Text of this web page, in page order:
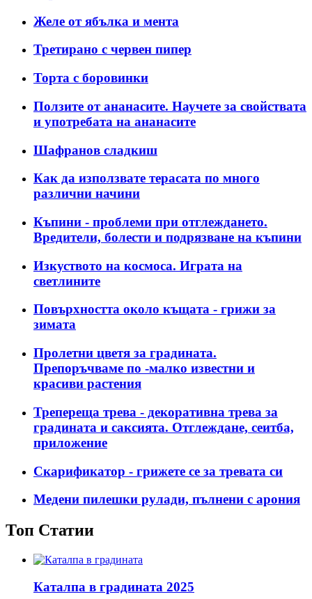
Желе от ябълка и мента
Третирано с червен пипер
Торта с боровинки
Ползите от ананасите. Научете за свойствата
и употребата на ананасите
Шафранов сладкиш
Как да използвате терасата по много
различни начини
Къпини - проблеми при отглеждането.
Вредители, болести и подрязване на къпини
Изкуството на космоса. Играта на
светлините
Повърхността около къщата - грижи за
зимата
Пролетни цветя за градината.
Препоръчваме по -малко известни и
красиви растения
Трепереща трева - декоративна трева за
градината и саксията. Отглеждане, сеитба,
приложение
Скарификатор - грижете се за тревата си
Медени пилешки рулади, пълнени с арония
Топ Статии
Каталпа в градината 2025